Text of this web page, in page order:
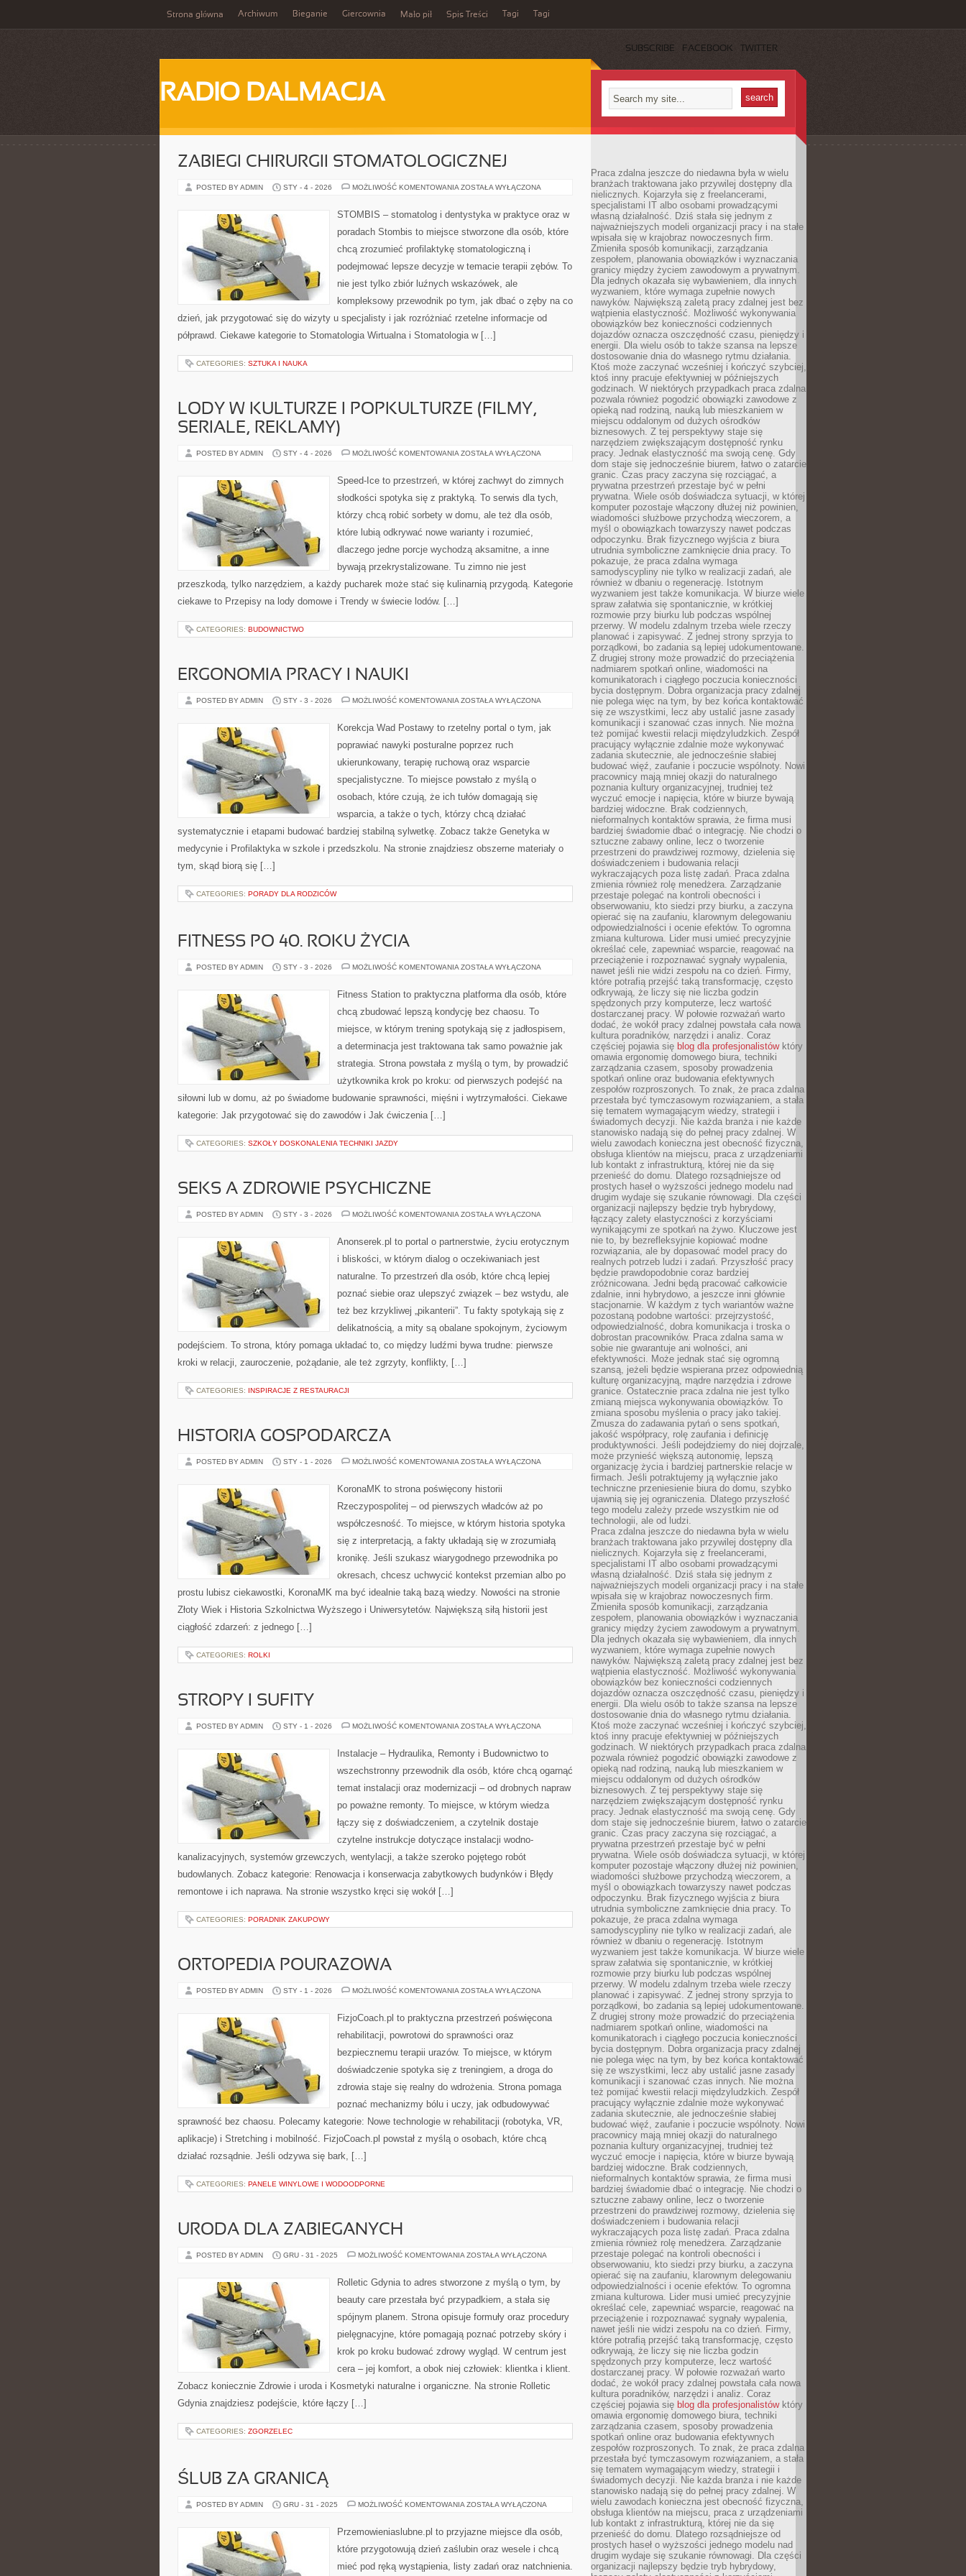
Strona główna Archiwum Bieganie Giercownia Mało pił Spis Treści Tagi Tagi
SUBSCRIBE FACEBOOK TWITTER
RADIO DALMACJA
ZABIEGI CHIRURGII STOMATOLOGICZNEJ
POSTED BY ADMIN STY - 4 - 2026 MOŻLIWOŚĆ KOMENTOWANIA ZABIEGI
ZOSTAŁA WYŁĄCZONA
STOMBIS – stomatolog i dentystyka w praktyce oraz w
poradach Stombis to miejsce stworzone dla osób, które
chcą zrozumieć profilaktykę stomatologiczną i
podejmować lepsze decyzje w temacie terapii zębów. To
nie jest tylko zbiór luźnych wskazówek, ale
kompleksowy przewodnik po tym, jak dbać o zęby na co
dzień, jak przygotować się do wizyty u specjalisty i jak rozróżniać rzetelne informacje od
półprawd. Ciekawe kategorie to Stomatologia Wirtualna i Stomatologia w […]
CATEGORIES: SZTUKA I NAUKA
LODY W KULTURZE I POPKULTURZE (FILMY,
SERIALE, REKLAMY)
POSTED BY ADMIN STY - 4 - 2026 MOŻLIWOŚĆ KOMENTOWANIA LODY
POPKULTURZE
SERIALE,
ZOSTAŁA WYŁĄCZONA
Speed-Ice to przestrzeń, w której zachwyt do zimnych
słodkości spotyka się z praktyką. To serwis dla tych,
którzy chcą robić sorbety w domu, ale też dla osób,
które lubią odkrywać nowe warianty i rozumieć,
dlaczego jedne porcje wychodzą aksamitne, a inne
bywają przekrystalizowane. Tu zimno nie jest
przeszkodą, tylko narzędziem, a każdy pucharek może stać się kulinarnią przygodą. Kategorie
ciekawe to Przepisy na lody domowe i Trendy w świecie lodów. […]
CATEGORIES: BUDOWNICTWO
ERGONOMIA PRACY I NAUKI
POSTED BY ADMIN STY - 3 - 2026 MOŻLIWOŚĆ KOMENTOWANIA ERGONOMIA
NAUKI
ZOSTAŁA WYŁĄCZONA
Korekcja Wad Postawy to rzetelny portal o tym, jak
poprawiać nawyki posturalne poprzez ruch
ukierunkowany, terapię ruchową oraz wsparcie
specjalistyczne. To miejsce powstało z myślą o
osobach, które czują, że ich tułów domagają się
wsparcia, a także o tych, którzy chcą działać
systematycznie i etapami budować bardziej stabilną sylwetkę. Zobacz także Genetyka w
medycynie i Profilaktyka w szkole i przedszkolu. Na stronie znajdziesz obszerne materiały o
tym, skąd biorą się […]
CATEGORIES: PORADY DLA RODZICÓW
FITNESS PO 40. ROKU ŻYCIA
POSTED BY ADMIN STY - 3 - 2026 MOŻLIWOŚĆ KOMENTOWANIA FITNESS
ROKU
ŻYCIA
ZOSTAŁA WYŁĄCZONA
Fitness Station to praktyczna platforma dla osób, które
chcą zbudować lepszą kondycję bez chaosu. To
miejsce, w którym trening spotykają się z jadłospisem,
a determinacja jest traktowana tak samo poważnie jak
strategia. Strona powstała z myślą o tym, by prowadzić
użytkownika krok po kroku: od pierwszych podejść na
siłowni lub w domu, aż po świadome budowanie sprawności, mięśni i wytrzymałości. Ciekawe
kategorie: Jak przygotować się do zawodów i Jak ćwiczenia […]
CATEGORIES: SZKOŁY DOSKONALENIA TECHNIKI JAZDY
SEKS A ZDROWIE PSYCHICZNE
POSTED BY ADMIN STY - 3 - 2026 MOŻLIWOŚĆ KOMENTOWANIA SEKS
PSYCHICZNE
ZOSTAŁA WYŁĄCZONA
Anonserek.pl to portal o partnerstwie, życiu erotycznym
i bliskości, w którym dialog o oczekiwaniach jest
naturalne. To przestrzeń dla osób, które chcą lepiej
poznać siebie oraz ulepszyć związek – bez wstydu, ale
też bez krzykliwej „pikanterii”. Tu fakty spotykają się z
delikatnością, a mity są obalane spokojnym, życiowym
podejściem. To strona, który pomaga układać to, co między ludźmi bywa trudne: pierwsze
kroki w relacji, zauroczenie, pożądanie, ale też zgrzyty, konflikty, […]
CATEGORIES: INSPIRACJE Z RESTAURACJI
HISTORIA GOSPODARCZA
POSTED BY ADMIN STY - 1 - 2026 MOŻLIWOŚĆ KOMENTOWANIA HISTORIA
ZOSTAŁA WYŁĄCZONA
KoronaMK to strona poświęcony historii
Rzeczypospolitej – od pierwszych władców aż po
współczesność. To miejsce, w którym historia spotyka
się z interpretacją, a fakty układają się w zrozumiałą
kronikę. Jeśli szukasz wiarygodnego przewodnika po
okresach, chcesz uchwycić kontekst przemian albo po
prostu lubisz ciekawostki, KoronaMK ma być idealnie taką bazą wiedzy. Nowości na stronie
Złoty Wiek i Historia Szkolnictwa Wyższego i Uniwersytetów. Największą siłą historii jest
ciągłość zdarzeń: z jednego […]
CATEGORIES: ROLKI
STROPY I SUFITY
POSTED BY ADMIN STY - 1 - 2026 MOŻLIWOŚĆ KOMENTOWANIA STROPY
ZOSTAŁA WYŁĄCZONA
Instalacje – Hydraulika, Remonty i Budownictwo to
wszechstronny przewodnik dla osób, które chcą ogarnąć
temat instalacji oraz modernizacji – od drobnych napraw
po poważne remonty. To miejsce, w którym wiedza
łączy się z doświadczeniem, a czytelnik dostaje
czytelne instrukcje dotyczące instalacji wodno-
kanalizacyjnych, systemów grzewczych, wentylacji, a także szeroko pojętego robót
budowlanych. Zobacz kategorie: Renowacja i konserwacja zabytkowych budynków i Błędy
remontowe i ich naprawa. Na stronie wszystko kręci się wokół […]
CATEGORIES: PORADNIK ZAKUPOWY
ORTOPEDIA POURAZOWA
POSTED BY ADMIN STY - 1 - 2026 MOŻLIWOŚĆ KOMENTOWANIA ORTOPEDIA
ZOSTAŁA WYŁĄCZONA
FizjoCoach.pl to praktyczna przestrzeń poświęcona
rehabilitacji, powrotowi do sprawności oraz
bezpiecznemu terapii urazów. To miejsce, w którym
doświadczenie spotyka się z treningiem, a droga do
zdrowia staje się realny do wdrożenia. Strona pomaga
poznać mechanizmy bólu i uczy, jak odbudowywać
sprawność bez chaosu. Polecamy kategorie: Nowe technologie w rehabilitacji (robotyka, VR,
aplikacje) i Stretching i mobilność. FizjoCoach.pl powstał z myślą o osobach, które chcą
działać rozsądnie. Jeśli odzywa się bark, […]
CATEGORIES: PANELE WINYLOWE I WODOODPORNE
URODA DLA ZABIEGANYCH
POSTED BY ADMIN GRU - 31 - 2025 MOŻLIWOŚĆ KOMENTOWANIA URODA
ZOSTAŁA WYŁĄCZONA
Rolletic Gdynia to adres stworzone z myślą o tym, by
beauty care przestała być przypadkiem, a stała się
spójnym planem. Strona opisuje formuły oraz procedury
pielęgnacyjne, które pomagają poznać potrzeby skóry i
krok po kroku budować zdrowy wygląd. W centrum jest
cera – jej komfort, a obok niej człowiek: klientka i klient.
Zobacz koniecznie Zdrowie i uroda i Kosmetyki naturalne i organiczne. Na stronie Rolletic
Gdynia znajdziesz podejście, które łączy […]
CATEGORIES: ZGORZELEC
ŚLUB ZA GRANICĄ
POSTED BY ADMIN GRU - 31 - 2025 MOŻLIWOŚĆ KOMENTOWANIA ŚLUB
ZOSTAŁA WYŁĄCZONA
Przemowieniaslubne.pl to przyjazne miejsce dla osób,
które przygotowują dzień zaślubin oraz wesele i chcą
mieć pod ręką wystąpienia, listy zadań oraz natchnienia.
Praca zdalna jeszcze do niedawna była w wielu
branżach traktowana jako przywilej dostępny dla
nielicznych. Kojarzyła się z freelancerami,
specjalistami IT albo osobami prowadzącymi
własną działalność. Dziś stała się jednym z
najważniejszych modeli organizacji pracy i na stałe
wpisała się w krajobraz nowoczesnych firm.
Zmieniła sposób komunikacji, zarządzania
zespołem, planowania obowiązków i wyznaczania
granicy między życiem zawodowym a prywatnym.
Dla jednych okazała się wybawieniem, dla innych
wyzwaniem, które wymaga zupełnie nowych
nawyków. Największą zaletą pracy zdalnej jest bez
wątpienia elastyczność. Możliwość wykonywania
obowiązków bez konieczności codziennych
dojazdów oznacza oszczędność czasu, pieniędzy i
energii. Dla wielu osób to także szansa na lepsze
dostosowanie dnia do własnego rytmu działania.
Ktoś może zaczynać wcześniej i kończyć szybciej,
ktoś inny pracuje efektywniej w późniejszych
godzinach. W niektórych przypadkach praca zdalna
pozwala również pogodzić obowiązki zawodowe z
opieką nad rodziną, nauką lub mieszkaniem w
miejscu oddalonym od dużych ośrodków
biznesowych. Z tej perspektywy staje się
narzędziem zwiększającym dostępność rynku
pracy. Jednak elastyczność ma swoją cenę. Gdy
dom staje się jednocześnie biurem, łatwo o zatarcie
granic. Czas pracy zaczyna się rozciągać, a
prywatna przestrzeń przestaje być w pełni
prywatna. Wiele osób doświadcza sytuacji, w której
komputer pozostaje włączony dłużej niż powinien,
wiadomości służbowe przychodzą wieczorem, a
myśl o obowiązkach towarzyszy nawet podczas
odpoczynku. Brak fizycznego wyjścia z biura
utrudnia symboliczne zamknięcie dnia pracy. To
pokazuje, że praca zdalna wymaga
samodyscypliny nie tylko w realizacji zadań, ale
również w dbaniu o regenerację. Istotnym
wyzwaniem jest także komunikacja. W biurze wiele
spraw załatwia się spontanicznie, w krótkiej
rozmowie przy biurku lub podczas wspólnej
przerwy. W modelu zdalnym trzeba wiele rzeczy
planować i zapisywać. Z jednej strony sprzyja to
porządkowi, bo zadania są lepiej udokumentowane.
Z drugiej strony może prowadzić do przeciążenia
nadmiarem spotkań online, wiadomości na
komunikatorach i ciągłego poczucia konieczności
bycia dostępnym. Dobra organizacja pracy zdalnej
nie polega więc na tym, by bez końca kontaktować
się ze wszystkimi, lecz aby ustalić jasne zasady
komunikacji i szanować czas innych. Nie można
też pomijać kwestii relacji międzyludzkich. Zespół
pracujący wyłącznie zdalnie może wykonywać
zadania skutecznie, ale jednocześnie słabiej
budować więź, zaufanie i poczucie wspólnoty. Nowi
pracownicy mają mniej okazji do naturalnego
poznania kultury organizacyjnej, trudniej też
wyczuć emocje i napięcia, które w biurze bywają
bardziej widoczne. Brak codziennych,
nieformalnych kontaktów sprawia, że firma musi
bardziej świadomie dbać o integrację. Nie chodzi o
sztuczne zabawy online, lecz o tworzenie
przestrzeni do prawdziwej rozmowy, dzielenia się
doświadczeniem i budowania relacji
wykraczających poza listę zadań. Praca zdalna
zmienia również rolę menedżera. Zarządzanie
przestaje polegać na kontroli obecności i
obserwowaniu, kto siedzi przy biurku, a zaczyna
opierać się na zaufaniu, klarownym delegowaniu
odpowiedzialności i ocenie efektów. To ogromna
zmiana kulturowa. Lider musi umieć precyzyjnie
określać cele, zapewniać wsparcie, reagować na
przeciążenie i rozpoznawać sygnały wypalenia,
nawet jeśli nie widzi zespołu na co dzień. Firmy,
które potrafią przejść taką transformację, często
odkrywają, że liczy się nie liczba godzin
spędzonych przy komputerze, lecz wartość
dostarczanej pracy. W połowie rozważań warto
dodać, że wokół pracy zdalnej powstała cała nowa
kultura poradników, narzędzi i analiz. Coraz
częściej pojawia się blog dla profesjonalistówktóry
omawia ergonomię domowego biura, techniki
zarządzania czasem, sposoby prowadzenia
spotkań online oraz budowania efektywnych
zespołów rozproszonych. To znak, że praca zdalna
przestała być tymczasowym rozwiązaniem, a stała
się tematem wymagającym wiedzy, strategii i
świadomych decyzji. Nie każda branża i nie każde
stanowisko nadają się do pełnej pracy zdalnej. W
wielu zawodach konieczna jest obecność fizyczna,
obsługa klientów na miejscu, praca z urządzeniami
lub kontakt z infrastrukturą, której nie da się
przenieść do domu. Dlatego rozsądniejsze od
prostych haseł o wyższości jednego modelu nad
drugim wydaje się szukanie równowagi. Dla części
organizacji najlepszy będzie tryb hybrydowy,
łączący zalety elastyczności z korzyściami
wynikającymi ze spotkań na żywo. Kluczowe jest
nie to, by bezrefleksyjnie kopiować modne
rozwiązania, ale by dopasować model pracy do
realnych potrzeb ludzi i zadań. Przyszłość pracy
będzie prawdopodobnie coraz bardziej
zróżnicowana. Jedni będą pracować całkowicie
zdalnie, inni hybrydowo, a jeszcze inni głównie
stacjonarnie. W każdym z tych wariantów ważne
pozostaną podobne wartości: przejrzystość,
odpowiedzialność, dobra komunikacja i troska o
dobrostan pracowników. Praca zdalna sama w
sobie nie gwarantuje ani wolności, ani
efektywności. Może jednak stać się ogromną
szansą, jeżeli będzie wspierana przez odpowiednią
kulturę organizacyjną, mądre narzędzia i zdrowe
granice. Ostatecznie praca zdalna nie jest tylko
zmianą miejsca wykonywania obowiązków. To
zmiana sposobu myślenia o pracy jako takiej.
Zmusza do zadawania pytań o sens spotkań,
jakość współpracy, rolę zaufania i definicję
produktywności. Jeśli podejdziemy do niej dojrzale,
może przynieść większą autonomię, lepszą
organizację życia i bardziej partnerskie relacje w
firmach. Jeśli potraktujemy ją wyłącznie jako
techniczne przeniesienie biura do domu, szybko
ujawnią się jej ograniczenia. Dlatego przyszłość
tego modelu zależy przede wszystkim nie od
technologii, ale od ludzi.
Praca zdalna jeszcze do niedawna była w wielu
branżach traktowana jako przywilej dostępny dla
nielicznych. Kojarzyła się z freelancerami,
specjalistami IT albo osobami prowadzącymi
własną działalność. Dziś stała się jednym z
najważniejszych modeli organizacji pracy i na stałe
wpisała się w krajobraz nowoczesnych firm.
Zmieniła sposób komunikacji, zarządzania
zespołem, planowania obowiązków i wyznaczania
granicy między życiem zawodowym a prywatnym.
Dla jednych okazała się wybawieniem, dla innych
wyzwaniem, które wymaga zupełnie nowych
nawyków. Największą zaletą pracy zdalnej jest bez
wątpienia elastyczność. Możliwość wykonywania
obowiązków bez konieczności codziennych
dojazdów oznacza oszczędność czasu, pieniędzy i
energii. Dla wielu osób to także szansa na lepsze
dostosowanie dnia do własnego rytmu działania.
Ktoś może zaczynać wcześniej i kończyć szybciej,
ktoś inny pracuje efektywniej w późniejszych
godzinach. W niektórych przypadkach praca zdalna
pozwala również pogodzić obowiązki zawodowe z
opieką nad rodziną, nauką lub mieszkaniem w
miejscu oddalonym od dużych ośrodków
biznesowych. Z tej perspektywy staje się
narzędziem zwiększającym dostępność rynku
pracy. Jednak elastyczność ma swoją cenę. Gdy
dom staje się jednocześnie biurem, łatwo o zatarcie
granic. Czas pracy zaczyna się rozciągać, a
prywatna przestrzeń przestaje być w pełni
prywatna. Wiele osób doświadcza sytuacji, w której
komputer pozostaje włączony dłużej niż powinien,
wiadomości służbowe przychodzą wieczorem, a
myśl o obowiązkach towarzyszy nawet podczas
odpoczynku. Brak fizycznego wyjścia z biura
utrudnia symboliczne zamknięcie dnia pracy. To
pokazuje, że praca zdalna wymaga
samodyscypliny nie tylko w realizacji zadań, ale
również w dbaniu o regenerację. Istotnym
wyzwaniem jest także komunikacja. W biurze wiele
spraw załatwia się spontanicznie, w krótkiej
rozmowie przy biurku lub podczas wspólnej
przerwy. W modelu zdalnym trzeba wiele rzeczy
planować i zapisywać. Z jednej strony sprzyja to
porządkowi, bo zadania są lepiej udokumentowane.
Z drugiej strony może prowadzić do przeciążenia
nadmiarem spotkań online, wiadomości na
komunikatorach i ciągłego poczucia konieczności
bycia dostępnym. Dobra organizacja pracy zdalnej
nie polega więc na tym, by bez końca kontaktować
się ze wszystkimi, lecz aby ustalić jasne zasady
komunikacji i szanować czas innych. Nie można
też pomijać kwestii relacji międzyludzkich. Zespół
pracujący wyłącznie zdalnie może wykonywać
zadania skutecznie, ale jednocześnie słabiej
budować więź, zaufanie i poczucie wspólnoty. Nowi
pracownicy mają mniej okazji do naturalnego
poznania kultury organizacyjnej, trudniej też
wyczuć emocje i napięcia, które w biurze bywają
bardziej widoczne. Brak codziennych,
nieformalnych kontaktów sprawia, że firma musi
bardziej świadomie dbać o integrację. Nie chodzi o
sztuczne zabawy online, lecz o tworzenie
przestrzeni do prawdziwej rozmowy, dzielenia się
doświadczeniem i budowania relacji
wykraczających poza listę zadań. Praca zdalna
zmienia również rolę menedżera. Zarządzanie
przestaje polegać na kontroli obecności i
obserwowaniu, kto siedzi przy biurku, a zaczyna
opierać się na zaufaniu, klarownym delegowaniu
odpowiedzialności i ocenie efektów. To ogromna
zmiana kulturowa. Lider musi umieć precyzyjnie
określać cele, zapewniać wsparcie, reagować na
przeciążenie i rozpoznawać sygnały wypalenia,
nawet jeśli nie widzi zespołu na co dzień. Firmy,
które potrafią przejść taką transformację, często
odkrywają, że liczy się nie liczba godzin
spędzonych przy komputerze, lecz wartość
dostarczanej pracy. W połowie rozważań warto
dodać, że wokół pracy zdalnej powstała cała nowa
kultura poradników, narzędzi i analiz. Coraz
częściej pojawia się blog dla profesjonalistówktóry
omawia ergonomię domowego biura, techniki
zarządzania czasem, sposoby prowadzenia
spotkań online oraz budowania efektywnych
zespołów rozproszonych. To znak, że praca zdalna
przestała być tymczasowym rozwiązaniem, a stała
się tematem wymagającym wiedzy, strategii i
świadomych decyzji. Nie każda branża i nie każde
stanowisko nadają się do pełnej pracy zdalnej. W
wielu zawodach konieczna jest obecność fizyczna,
obsługa klientów na miejscu, praca z urządzeniami
lub kontakt z infrastrukturą, której nie da się
przenieść do domu. Dlatego rozsądniejsze od
prostych haseł o wyższości jednego modelu nad
drugim wydaje się szukanie równowagi. Dla części
organizacji najlepszy będzie tryb hybrydowy,